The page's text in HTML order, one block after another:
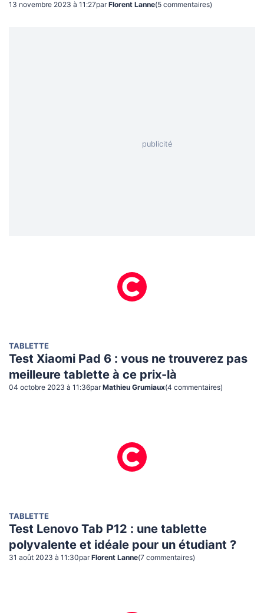
13 novembre 2023 à 11:27par Florent Lanne(5 commentaires)
TABLETTE
Test Xiaomi Pad 6 : vous ne trouverez pas
meilleure tablette à ce prix-là
04 octobre 2023 à 11:36par Mathieu Grumiaux(4 commentaires)
TABLETTE
Test Lenovo Tab P12 : une tablette
polyvalente et idéale pour un étudiant ?
31 août 2023 à 11:30par Florent Lanne(7 commentaires)